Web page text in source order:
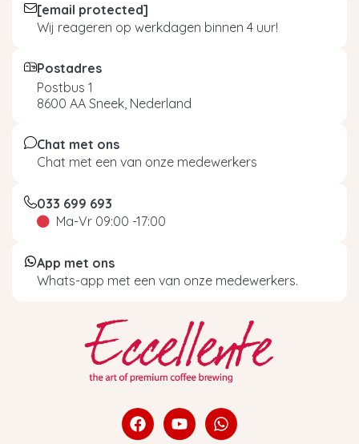
[email protected]
Wij reageren op werkdagen binnen 4 uur!
Postadres
Postbus 1
8600 AA Sneek, Nederland
Chat met ons
Chat met een van onze medewerkers
033 699 693
Ma-Vr 09:00 -17:00
App met ons
Whats-app met een van onze medewerkers.